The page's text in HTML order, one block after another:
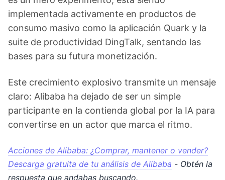
implementada activamente en productos de
consumo masivo como la aplicación Quark y la
suite de productividad DingTalk, sentando las
bases para su futura monetización.
Este crecimiento explosivo transmite un mensaje
claro: Alibaba ha dejado de ser un simple
participante en la contienda global por la IA para
convertirse en un actor que marca el ritmo.
Acciones de Alibaba: ¿Comprar, mantener o vender?
Descarga gratuita de tu análisis de Alibaba - Obtén la
respuesta que andabas buscando.